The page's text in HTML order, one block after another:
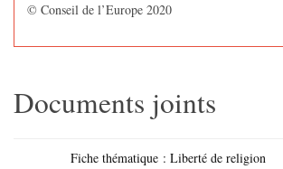
© Conseil de l’Europe 2020
Documents joints
Fiche thématique : Liberté de religion